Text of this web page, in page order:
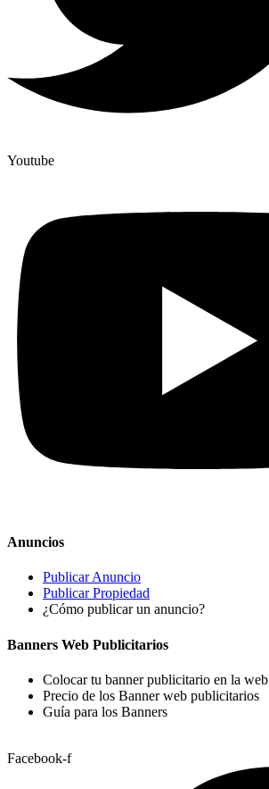
Youtube
Anuncios
Publicar Anuncio
Publicar Propiedad
¿Cómo publicar un anuncio?
Banners Web Publicitarios
Colocar tu banner publicitario en la web
Precio de los Banner web publicitarios
Guía para los Banners
Facebook-f